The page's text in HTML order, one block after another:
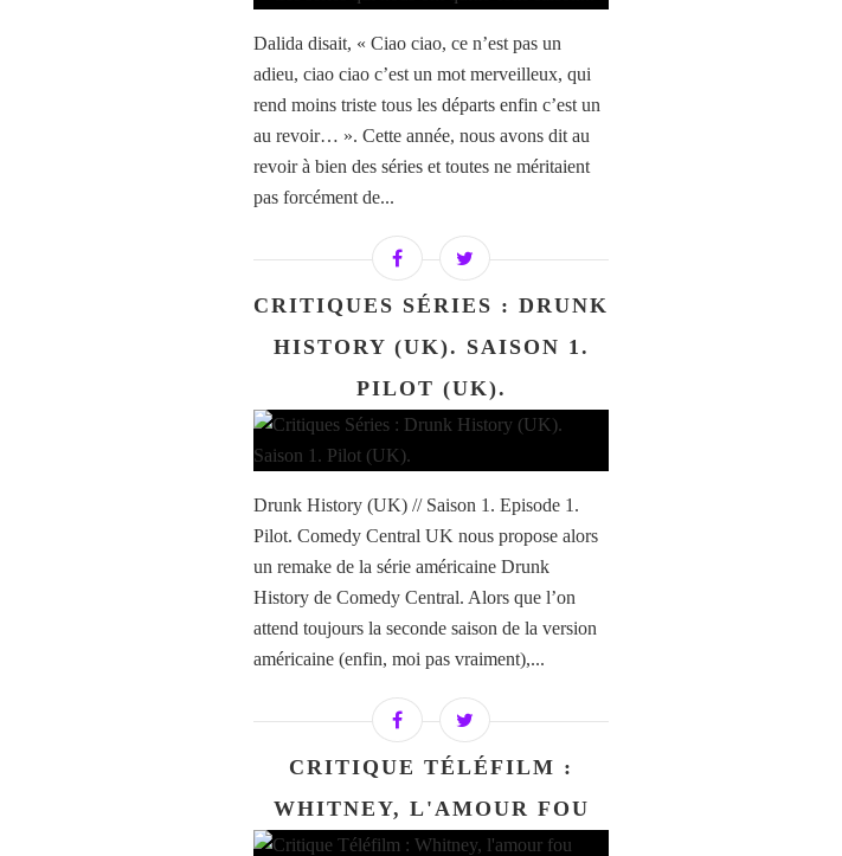
Dalida disait, « Ciao ciao, ce n’est pas un
adieu, ciao ciao c’est un mot merveilleux, qui
rend moins triste tous les départs enfin c’est un
au revoir… ». Cette année, nous avons dit au
revoir à bien des séries et toutes ne méritaient
pas forcément de...
CRITIQUES SÉRIES : DRUNK
HISTORY (UK). SAISON 1.
PILOT (UK).
Drunk History (UK) // Saison 1. Episode 1.
Pilot. Comedy Central UK nous propose alors
un remake de la série américaine Drunk
History de Comedy Central. Alors que l’on
attend toujours la seconde saison de la version
américaine (enfin, moi pas vraiment),...
CRITIQUE TÉLÉFILM :
WHITNEY, L'AMOUR FOU